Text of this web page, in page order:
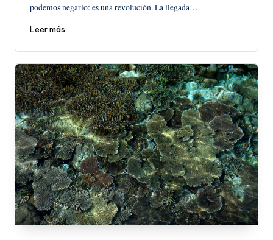
podemos negarlo: es una revolución. La llegada…
Leer más